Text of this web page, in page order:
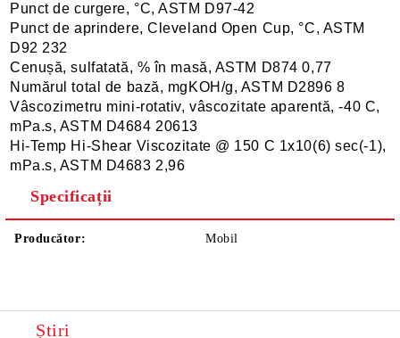
Punct de curgere, °C, ASTM D97-42
Punct de aprindere, Cleveland Open Cup, °C, ASTM
D92 232
Cenușă, sulfatată, % în masă, ASTM D874 0,77
Numărul total de bază, mgKOH/g, ASTM D2896 8
Vâscozimetru mini-rotativ, vâscozitate aparentă, -40 C,
mPa.s, ASTM D4684 20613
Hi-Temp Hi-Shear Viscozitate @ 150 C 1x10(6) sec(-1),
mPa.s, ASTM D4683 2,96
Specificații
Producător: Mobil
Știri